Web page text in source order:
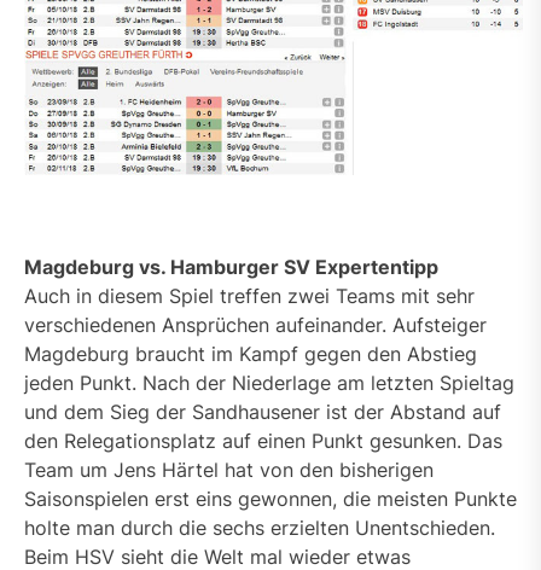
Magdeburg vs. Hamburger SV Expertentipp
Auch in diesem Spiel treffen zwei Teams mit sehr
verschiedenen Ansprüchen aufeinander. Aufsteiger
Magdeburg braucht im Kampf gegen den Abstieg
jeden Punkt. Nach der Niederlage am letzten Spieltag
und dem Sieg der Sandhausener ist der Abstand auf
den Relegationsplatz auf einen Punkt gesunken. Das
Team um Jens Härtel hat von den bisherigen
Saisonspielen erst eins gewonnen, die meisten Punkte
holte man durch die sechs erzielten Unentschieden.
Beim HSV sieht die Welt mal wieder etwas